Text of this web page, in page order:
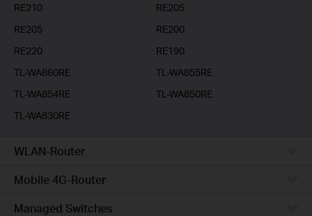
RE210
RE205
RE205
RE200
RE220
RE190
TL-WA860RE
TL-WA855RE
TL-WA854RE
TL-WA850RE
TL-WA830RE
WLAN-Router
Mobile 4G-Router
Managed Switches